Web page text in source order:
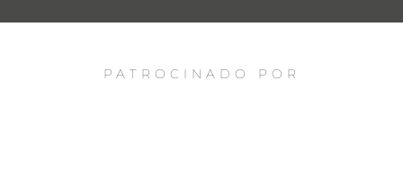
PATROCINADO POR